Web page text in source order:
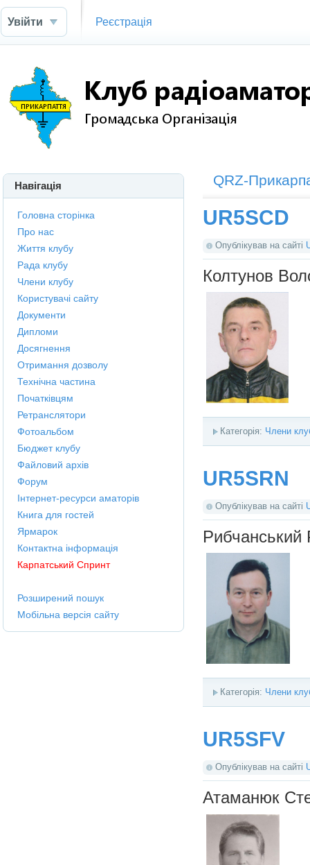
Увійти Реєстрація
QRZ-
UR5SCD
Опублікував на сайті
Колтунов
Категорія: Члени
UR5SRN
Опублікував на сайті
Рибчанський
Категорія: Члени
UR5SFV
Опублікував на сайті
Атаманюк
Навігація
Головна сторінка
Про нас
Життя клубу
Рада клубу
Члени клубу
Користувачі сайту
Документи
Дипломи
Досягнення
Отримання дозволу
Технічна частина
Початківцям
Ретранслятори
Фотоальбом
Бюджет клубу
Файловий архів
Форум
Інтернет-ресурси аматорів
Книга для гостей
Ярмарок
Контактна інформація
Карпатський Спринт
Розширений пошук
Мобільна версія сайту